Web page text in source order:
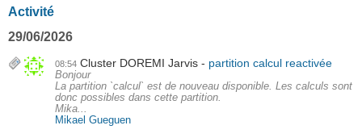
Activité
29/06/2026
08:54 Cluster DOREMI Jarvis partition calcul reactivée
Bonjour
La partition `calcul` est de nouveau disponible. Les calculs sont
donc possibles dans cette partition.
Mika...
Mikael Gueguen